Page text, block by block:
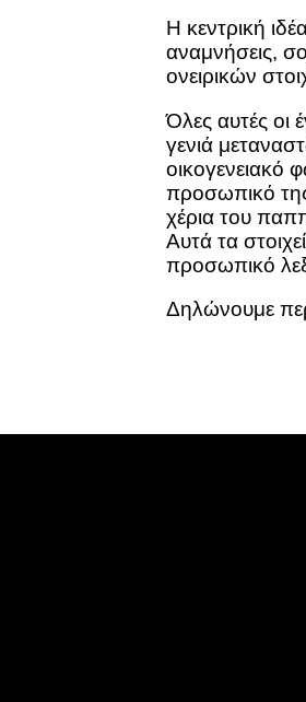
Η κεντρική
αναμνήσεις,
ονειρικών
Όλες αυτές οι
γενιά
οικογενειακό
προσωπικό της
χέρια του
Αυτά τα
προσωπικό
Δηλώνουμε